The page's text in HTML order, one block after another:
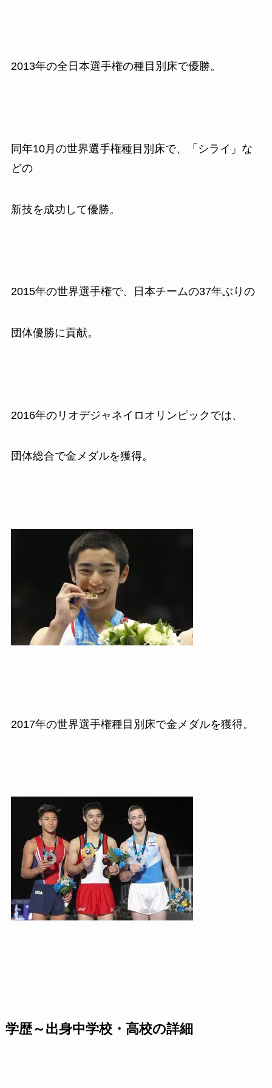
2013年の全日本選手権の種目別床で優勝。
同年10月の世界選手権種目別床で、「シライ」な
どの
新技を成功して優勝。
2015年の世界選手権で、日本チームの37年ぶりの
団体優勝に貢献。
2016年のリオデジャネイロオリンピックでは、
団体総合で金メダルを獲得。
2017年の世界選手権種目別床で金メダルを獲得。
学歴～出身中学校・高校の詳細